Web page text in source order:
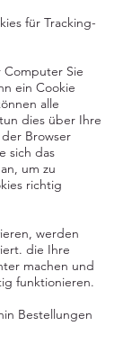
für Tracking-
Computer Sie
ein Cookie
alle
dies über Ihre
Browser
sich das
um zu
richtig
werden
die Ihre
machen und
funktionieren.
Bestellungen